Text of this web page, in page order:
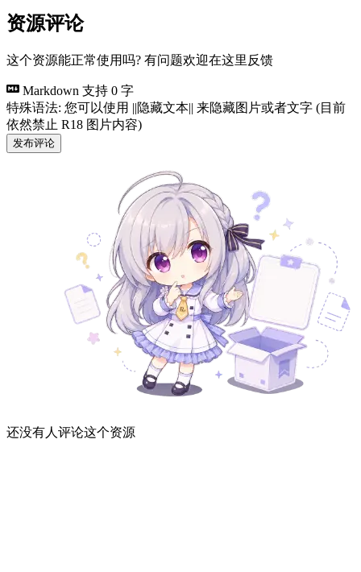
资源评论
这个资源能正常使用吗? 有问题欢迎在这里反馈
Markdown 支持 0 字
特殊语法: 您可以使用 ||隐藏文本|| 来隐藏图片或者文字 (目前
依然禁止 R18 图片内容)
发布评论
还没有人评论这个资源